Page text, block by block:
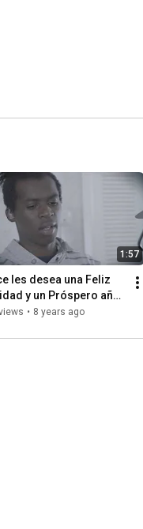
1:57
les desea una Feliz
y un Próspero año
• 8 years ago